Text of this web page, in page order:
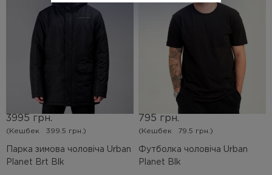
Парка зимова чоловіча Urban
Planet Brt Blk
3995 грн.
(Кешбек 399.5 грн.)
Футболка чоловіча Urban
Planet Blk
795 грн.
(Кешбек 79.5 грн.)